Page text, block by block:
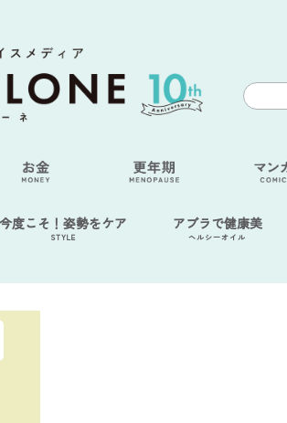
今度こそ！姿勢をケア
STYLE
アブラで健康美
ヘルシーオイル